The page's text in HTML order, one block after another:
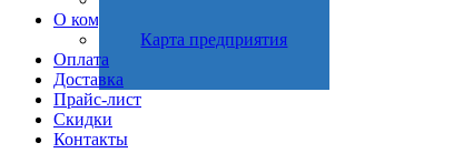
О компании
Карта предприятия
Оплата
Доставка
Прайс-лист
Скидки
Контакты